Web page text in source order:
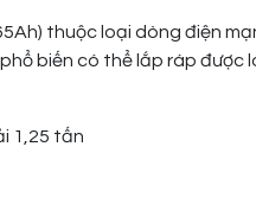
thuộc loại dòng điện
biến có thể lắp ráp được
1,25 tấn